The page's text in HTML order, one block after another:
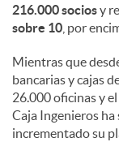
216.000 sociosy
sobre 10 , por
Mientras que
bancarias y cajas
26.000 oficinas y
Caja Ingenieros
incrementado su